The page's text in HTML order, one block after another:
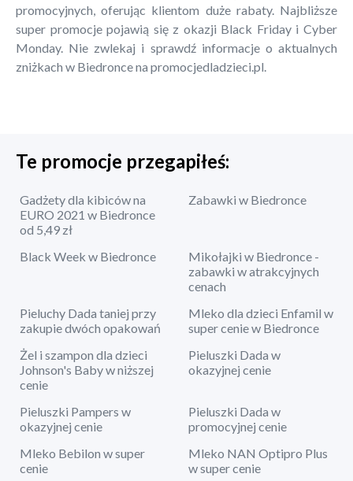
promocyjnych, oferując klientom duże rabaty. Najbliższe
super promocje pojawią się z okazji Black Friday i Cyber
Monday. Nie zwlekaj i sprawdź informacje o aktualnych
zniżkach w Biedronce na promocjedladzieci.pl.
Te promocje przegapiłeś:
Gadżety dla kibiców na
EURO 2021 w Biedronce
od 5,49 zł
Zabawki w Biedronce
Black Week w Biedronce
Mikołajki w Biedronce -
zabawki w atrakcyjnych
cenach
Pieluchy Dada taniej przy
zakupie dwóch opakowań
Mleko dla dzieci Enfamil w
super cenie w Biedronce
Żel i szampon dla dzieci
Johnson's Baby w niższej
cenie
Pieluszki Dada w
okazyjnej cenie
Pieluszki Pampers w
okazyjnej cenie
Pieluszki Dada w
promocyjnej cenie
Mleko Bebilon w super
cenie
Mleko NAN Optipro Plus
w super cenie